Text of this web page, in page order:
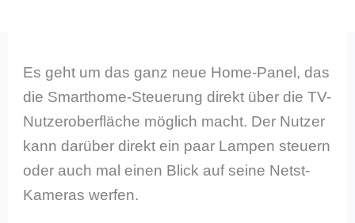
Es geht um das ganz neue Home-Panel, das
die Smarthome-Steuerung direkt über die TV-
Nutzeroberfläche möglich macht. Der Nutzer
kann darüber direkt ein paar Lampen steuern
oder auch mal einen Blick auf seine Netst-
Kameras werfen.